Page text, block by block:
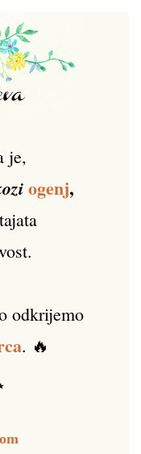
je,
ogenj,
odkrijemo
. 🔥